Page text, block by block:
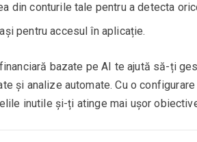
din conturile tale pentru a detecta
pentru accesul în aplicație.
bazate pe AI te ajută să-ți
și analize automate. Cu o
inutile și-ți atinge mai ușor